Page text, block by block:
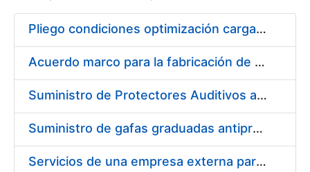
Show/Hide
Pliego condiciones optimización cargas compras firmado
Acuerdo marco para la fabricación de piezas
Suministro de Protectores Auditivos a medida para las personas trabajadoras de los Centros de Trabajo de Madrid y Burgos
Suministro de gafas graduadas antiproyecciones para los trabajadores de la FNMT-RCM en los centros de trabajo de Madrid y Burgos
Servicios de una empresa externa para el asesoramiento y resolución de los recursos de alzada que se presentan relacionados con procesos de selección para la FNMT-RCM